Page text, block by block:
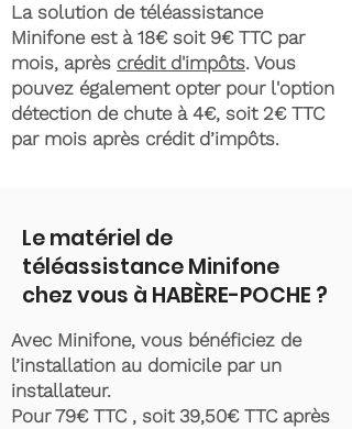
La solution de téléassistance
Minifone est à 18€ soit 9€ TTC par
mois, après crédit d'impôts. Vous
pouvez également opter pour l'option
détection de chute à 4€, soit 2€ TTC
par mois après crédit d’impôts.
Le matériel de
téléassistance Minifone
chez vous à HABÈRE-POCHE ?
Avec Minifone, vous bénéficiez de
l’installation au domicile par un
installateur.
Pour 79€ TTC , soit 39,50€ TTC après